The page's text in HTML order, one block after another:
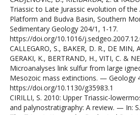
Triassic to Late Jurassic evolution of the
Platform and Budva Basin, Southern
Sedimentary Geology 204/1, 1-17.
https://doi.org/10.1016/
CALLEGARO, S., BAKER, D. R., DE MIN,
GERAKI, K., BERTRAND, H., VITI, C. &
Microanalyses link sulfur from large
Mesozoic mass extinctions. — Geology
https://doi.org/10.1130/g35983.1
CIRILLI, S. 2010: Upper Triassic-
and palynostratigraphy: A review. — In: S.